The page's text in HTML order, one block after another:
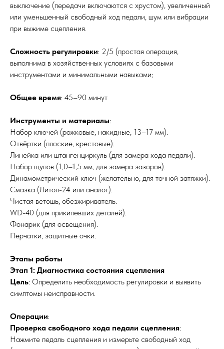
выключение (передачи включаются с хрустом), увеличенный
или уменьшенный свободный ход педали, шум или вибрации
при выжиме сцепления.
Сложность регулировки: 2/5 (простая операция,
выполнима в хозяйственных условиях с базовыми
инструментами и минимальными навыками;
Общее время: 45–90 минут
Инструменты и материалы:
Набор ключей (рожковые, накидные, 13–17 мм).
Отвёртки (плоские, крестовые).
Линейка или штангенциркуль (для замера хода педали).
Набор щупов (1,0–1,5 мм, для замера зазоров).
Динамометрический ключ (желательно, для точной затяжки).
Смазка (Литол-24 или аналог).
Чистая ветошь, обезжириватель.
WD-40 (для прикипевших деталей).
Фонарик (для освещения).
Перчатки, защитные очки.
Этапы работы
Этап 1: Диагностика состояния сцепления
Цель: Определить необходимость регулировки и выявить
симптомы неисправности.
Операции:
Проверка свободного хода педали сцепления:
Нажмите педаль сцепления и измерьте свободный ход